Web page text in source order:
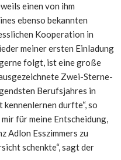
einen von ihm
ebenso bekannten
Kooperation in
meiner ersten Einladung
folgt, ist eine große
Zwei-Sterne-
Berufsjahres in
durfte“, so
mir für meine Entscheidung,
Adlon Esszimmers zu
schenkte“, sagt der